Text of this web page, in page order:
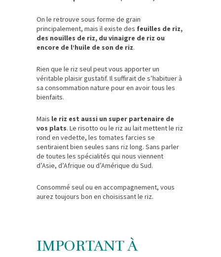
On le retrouve sous forme de grain
principalement, mais il existe des feuilles de riz,
des nouilles de riz, du vinaigre de riz ou
encore de l’huile de son de riz.
Rien que le riz seul peut vous apporter un
véritable plaisir gustatif. Il suffirait de s’habituer à
sa consommation nature pour en avoir tous les
bienfaits.
Mais le riz est aussi un super partenaire de
vos plats. Le risotto ou le riz au lait mettent le riz
rond en vedette, les tomates farcies se
sentiraient bien seules sans riz long. Sans parler
de toutes les spécialités qui nous viennent
d’Asie, d’Afrique ou d’Amérique du Sud.
Consommé seul ou en accompagnement, vous
aurez toujours bon en choisissant le riz.
IMPORTANT À